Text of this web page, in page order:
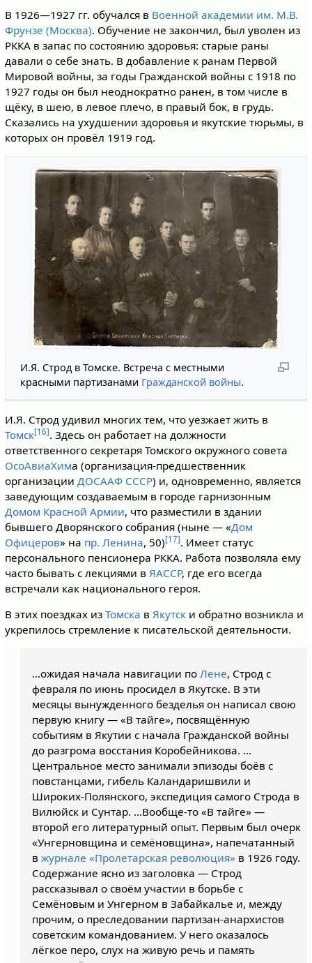
В 1926—1927 гг. обучался в Военной академии им. М.В.
Фрунзе (Москва). Обучение не закончил, был уволен из
РККА в запас по состоянию здоровья: старые раны
давали о себе знать. В добавление к ранам Первой
Мировой войны, за годы Гражданской войны с 1918 по
1927 годы он был неоднократно ранен, в том числе в
щёку, в шею, в левое плечо, в правый бок, в грудь.
Сказались на ухудшении здоровья и якутские тюрьмы, в
которых он провёл 1919 год.
И.Я. Строд в Томске. Встреча с местными
красными партизанами Гражданской войны.
И.Я. Строд удивил многих тем, что уезжает жить в
Томск[16]. Здесь он работает на должности
ответственного секретаря Томского окружного совета
ОсоАвиаХима (организация-предшественник
организации ДОСААФ СССР) и, одновременно, является
заведующим создаваемым в городе гарнизонным
Домом Красной Армии, что разместили в здании
бывшего Дворянского собрания (ныне — «Дом
Офицеров» на пр. Ленина, 50)[17]. Имеет статус
персонального пенсионера РККА. Работа позволяла ему
часто бывать с лекциями в ЯАССР, где его всегда
встречали как национального героя.
В этих поездках из Томска в Якутски обратно возникла и
укрепилось стремление к писательской деятельности.
…ожидая начала навигации по Лене, Строд с
февраля по июнь просидел в Якутске. В эти
месяцы вынужденного безделья он написал свою
первую книгу — «В тайге», посвящённую
событиям в Якутии с начала Гражданской войны
до разгрома восстания Коробейникова. …
Центральное место занимали эпизоды боёв с
повстанцами, гибель Каландаришвили и
Широких-Полянского, экспедиция самого Строда в
Вилюйск и Сунтар. …Вообще-то «В тайге» —
второй его литературный опыт. Первым был очерк
«Унгерновщина и семёновщина», напечатанный
в журнале «Пролетарская революция» в 1926 году.
Содержание ясно из заголовка — Строд
рассказывал о своём участии в борьбе с
Семёновым и Унгерном в Забайкалье и, между
прочим, о преследовании партизан-анархистов
советским командованием. У него оказалось
лёгкое перо, слух на живую речь и память